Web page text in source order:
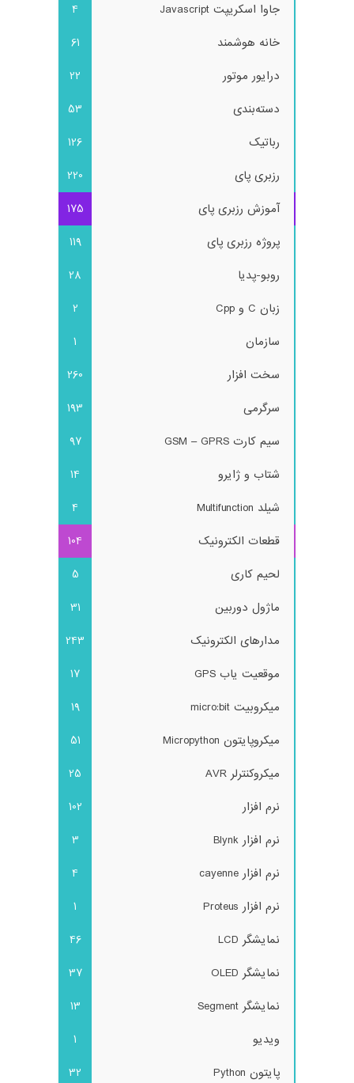
جاوا اسکریپت Javascript
4
خانه هوشمند
61
درایور موتور
22
دسته‌بندی
53
رباتیک
126
رزبری پای
220
آموزش رزبری پای
175
پروژه رزبری پای
119
روبو-پدیا
28
زبان C و Cpp
2
سازمان
1
سخت افزار
260
سرگرمی
193
سیم کارت GSM – GPRS
97
شتاب و ژایرو
14
شیلد Multifunction
4
قطعات الکترونیک
104
لحیم کاری
5
ماژول دوربین
31
مدارهای الکترونیک
243
موقعیت یاب GPS
17
میکروبیت micro:bit
19
میکروپایتون Micropython
51
میکروکنترلر AVR
25
نرم افزار
102
نرم افزار Blynk
3
نرم افزار cayenne
4
نرم افزار Proteus
1
نمایشگر LCD
46
نمایشگر OLED
37
نمایشگر Segment
13
ویدیو
1
پایتون Python
32